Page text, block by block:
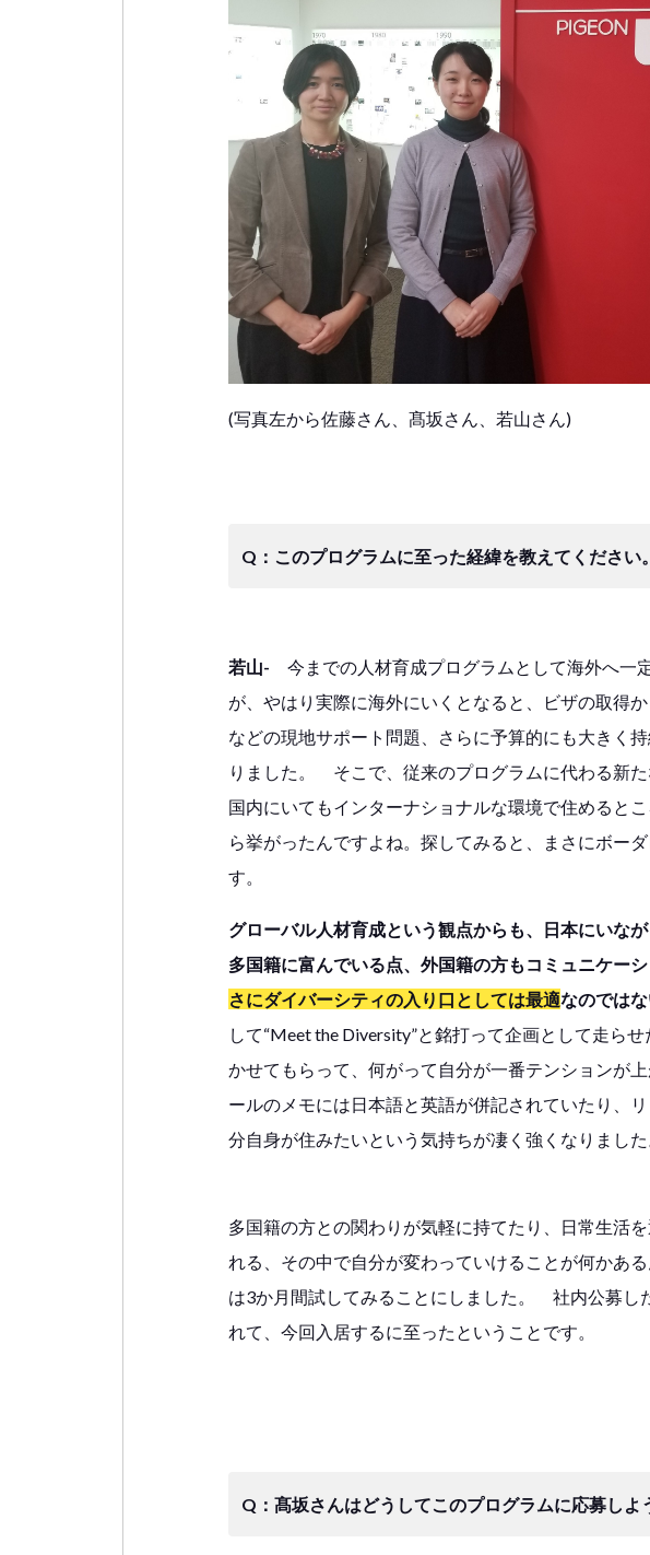
(写真左から佐藤さん、髙坂さん、若山さん)
Q：このプログラムに至った経緯を教えてください。
若山- 今までの人材育成プログラムとして海外へ一
が、やはり実際に海外にいくとなると、ビザの取得
などの現地サポート問題、さらに予算的にも大きく
りました。 そこで、従来のプログラムに代わる新た
国内にいてもインターナショナルな環境で住めると
ら挙がったんですよね。探してみると、まさにボー
す。
グローバル人材育成という観点からも、日本にいな
多国籍に富んでいる点、外国籍の方もコミュニケー
さにダイバーシティの入り口としては最適なのでは
して“Meet the Diversity”と銘打って企画として走ら
かせてもらって、何がって自分が一番テンション
ールのメモには日本語と英語が併記されていたり、
分自身が住みたいという気持ちが凄く強くなりました
多国籍の方との関わりが気軽に持てたり、日常生活
れる、その中で自分が変わっていけることが何かあ
は3か月間試してみることにしました。 社内公募し
れて、今回入居するに至ったということです。
Q：髙坂さんはどうしてこのプログラムに応募しよ